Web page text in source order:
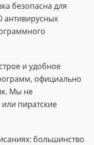
безопасна для
антивирусных
и удобное
официально
Мы не
пиратские
большинство